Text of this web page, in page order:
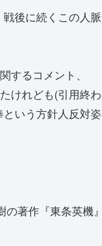
後に続くこの人脈
するコメント、
けれども(引用終わ
いう方針人反対姿
著作『東条英機』